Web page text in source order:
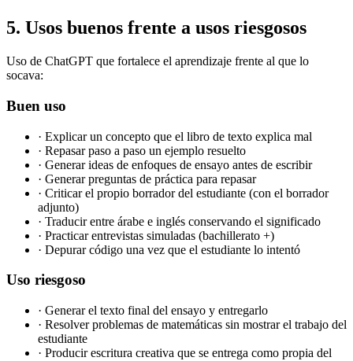
5. Usos buenos frente a usos riesgosos
Uso de ChatGPT que fortalece el aprendizaje frente al que lo
socava:
Buen uso
· Explicar un concepto que el libro de texto explica mal
· Repasar paso a paso un ejemplo resuelto
· Generar ideas de enfoques de ensayo antes de escribir
· Generar preguntas de práctica para repasar
· Criticar el propio borrador del estudiante (con el borrador
adjunto)
· Traducir entre árabe e inglés conservando el significado
· Practicar entrevistas simuladas (bachillerato +)
· Depurar código una vez que el estudiante lo intentó
Uso riesgoso
· Generar el texto final del ensayo y entregarlo
· Resolver problemas de matemáticas sin mostrar el trabajo del
estudiante
· Producir escritura creativa que se entrega como propia del